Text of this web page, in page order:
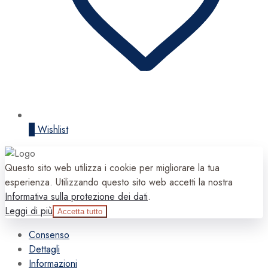
Wishlist
Questo sito web utilizza i cookie per migliorare la tua
esperienza. Utilizzando questo sito web accetti la nostra
Informativa sulla protezione dei dati.
Leggi di più Accetta tutto
Consenso
Dettagli
Informazioni